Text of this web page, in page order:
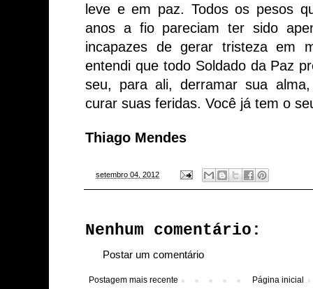
leve e em paz. Todos os pesos
anos a fio pareciam ter sido
incapazes de gerar tristeza em
entendi que todo Soldado da Paz
seu, para ali, derramar sua
curar suas feridas. Você já tem o
Thiago Mendes
setembro 04, 2012
Nenhum comentário:
Postar um comentário
Postagem mais recente Página inicial